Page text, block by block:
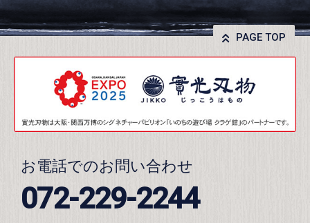
PAGE TOP
お電話でのお問い合わせ
072-229-2244